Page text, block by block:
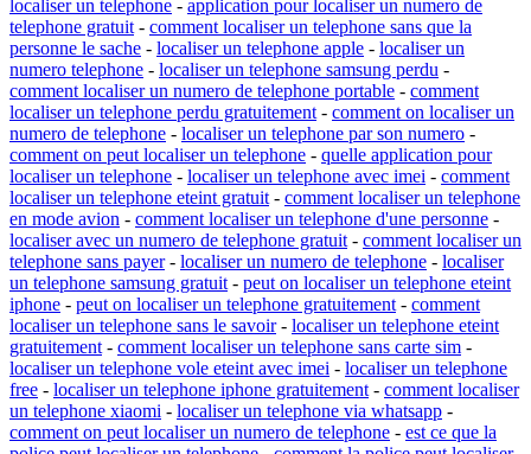
localiser un telephone - application pour localiser un numero de
telephone gratuit - comment localiser un telephone sans que la
personne le sache - localiser un telephone apple - localiser un
numero telephone - localiser un telephone samsung perdu -
comment localiser un numero de telephone portable - comment
localiser un telephone perdu gratuitement - comment on localiser un
numero de telephone - localiser un telephone par son numero -
comment on peut localiser un telephone - quelle application pour
localiser un telephone - localiser un telephone avec imei - comment
localiser un telephone eteint gratuit - comment localiser un telephone
en mode avion - comment localiser un telephone d'une personne -
localiser avec un numero de telephone gratuit - comment localiser un
telephone sans payer- localiser un numero de telephone - localiser
un telephone samsung gratuit - peut on localiser un telephone eteint
iphone - peut on localiser un telephone gratuitement - comment
localiser un telephone sans le savoir- localiser un telephone eteint
gratuitement - comment localiser un telephone sans carte sim -
localiser un telephone vole eteint avec imei - localiser un telephone
free - localiser un telephone iphone gratuitement - comment localiser
un telephone xiaomi - localiser un telephone via whatsapp -
comment on peut localiser un numero de telephone - est ce que la